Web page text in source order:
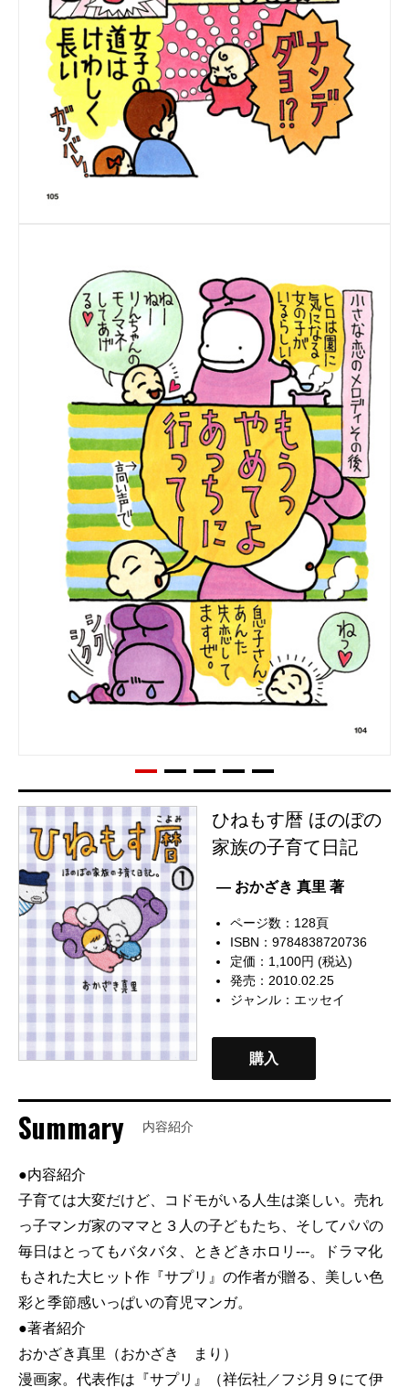
ひねもす暦 ほのぼの
家族の子育て日記
— おかざき 真里 著
ページ数：128頁
ISBN：9784838720736
定価：1,100円 (税込)
発売：2010.02.25
ジャンル： エッセイ
購入
Summary 内容紹介
●内容紹介
子育ては大変だけど、コドモがいる人生は楽しい。売れ
っ子マンガ家のママと３人の子どもたち、そしてパパの
毎日はとってもバタバタ、ときどきホロリ---。ドラマ化
もされた大ヒット作『サプリ』の作者が贈る、美しい色
彩と季節感いっぱいの育児マンガ。
●著者紹介
おかざき真里（おかざき まり）
漫画家。代表作は『サプリ』（祥伝社／フジ月９にて伊